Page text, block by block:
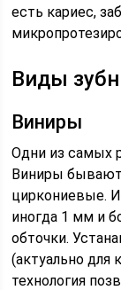
есть кариес,
Виды
Виниры
Одни из самых
Виниры
циркониевые.
иногда 1 мм и
обточки.
(актуально для
технология